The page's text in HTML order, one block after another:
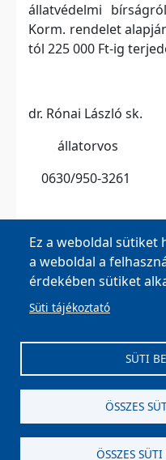
állatvédelmi
Korm. rendelet
tól 225 000 Ft-ig
dr. Rónai László sk.
állatorvos
0630/950-3261
Ez a weboldal sütiket
a weboldal a
érdekében sütiket
Süti tájékoztató
SÜTI
ÖSSZES
ÖSSZES
+36 22 596 002
Csütörtök: